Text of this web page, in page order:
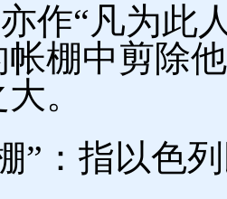
作“凡为此
棚中剪除
。
”：指以色